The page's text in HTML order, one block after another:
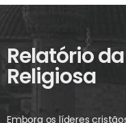
Relatório
Religiosa
Embora os líderes